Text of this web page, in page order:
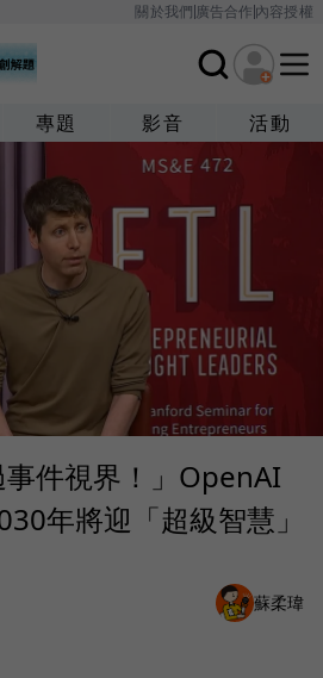
關於我們廣告合作內容授權
專題 影音 活動
事件視界！」OpenAI
年將迎「超級智慧」
蘇柔瑋